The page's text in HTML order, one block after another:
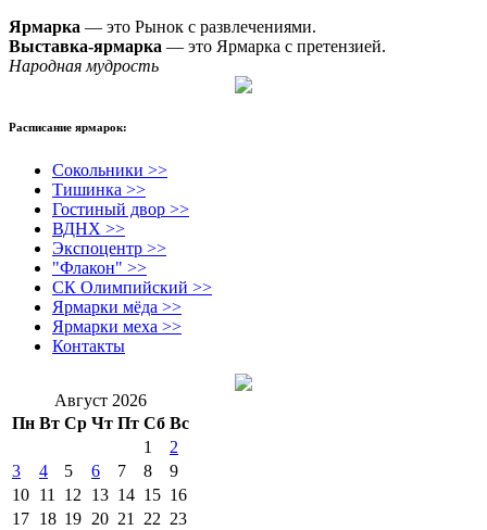
Ярмарка — это Рынок с развлечениями.
Выставка-ярмарка — это Ярмарка с претензией.
Народная мудрость
Расписание ярмарок:
Сокольники >>
Тишинка >>
Гостиный двор >>
ВДНХ >>
Экспоцентр >>
"Флакон" >>
СК Олимпийский >>
Ярмарки мёда >>
Ярмарки меха >>
Контакты
Август 2026
Пн Вт Ср Чт Пт Сб Вс
1
2
3
4 5 6 7 8
9
10 11 12 13 14 15 16
17 18 19 20 21 22 23